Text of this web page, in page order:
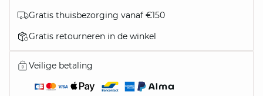
Gratis thuisbezorging vanaf €150
Gratis retourneren in de winkel
Veilige betaling